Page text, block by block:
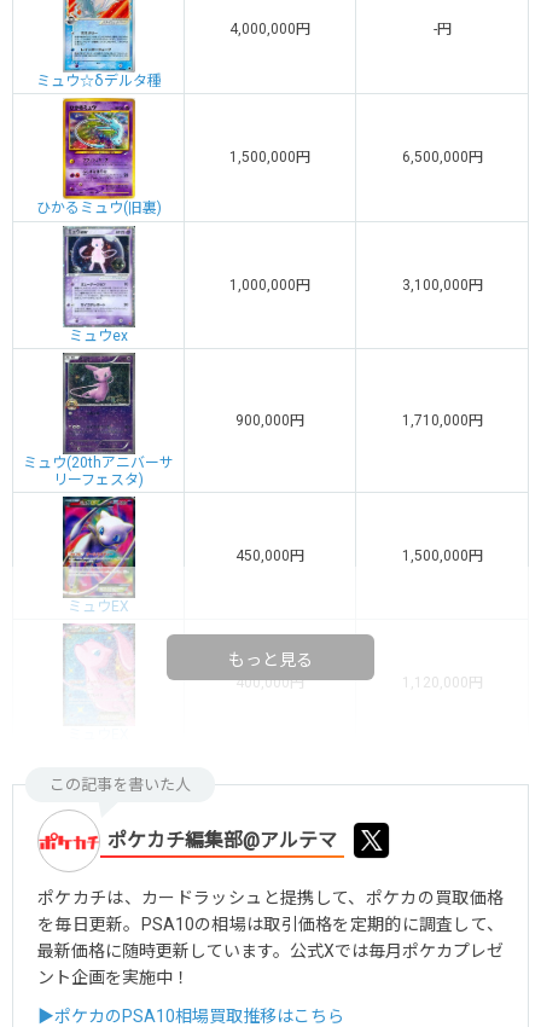
ミュウ☆δデルタ種
4,000,000円 -円
ひかるミュウ(旧裏)
1,500,000円 6,500,000円
ミュウex
1,000,000円 3,100,000円
ミュウ(20thアニバーサ
リーフェスタ)
900,000円 1,710,000円
ミュウEX
450,000円 1,500,000円
400,000円 1,120,000円
もっと見る
この記事を書いた人
ポケカチ編集部@アルテマ
ポケカチは、カードラッシュと提携して、ポケカの買取価格
を毎日更新。PSA10の相場は取引価格を定期的に調査して、
最新価格に随時更新しています。公式Xでは毎月ポケカプレゼ
ント企画を実施中！
▶ポケカのPSA10相場買取推移はこちら